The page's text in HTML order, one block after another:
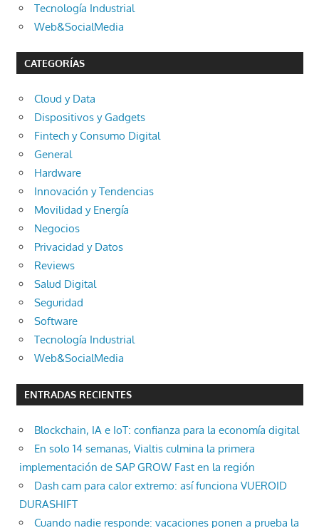
Tecnología Industrial
Web&SocialMedia
CATEGORÍAS
Cloud y Data
Dispositivos y Gadgets
Fintech y Consumo Digital
General
Hardware
Innovación y Tendencias
Movilidad y Energía
Negocios
Privacidad y Datos
Reviews
Salud Digital
Seguridad
Software
Tecnología Industrial
Web&SocialMedia
ENTRADAS RECIENTES
Blockchain, IA e IoT: confianza para la economía digital
En solo 14 semanas, Vialtis culmina la primera
implementación de SAP GROW Fast en la región
Dash cam para calor extremo: así funciona VUEROID
DURASHIFT
Cuando nadie responde: vacaciones ponen a prueba la